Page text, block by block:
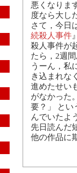
悪くなりま
度なら大し
さて，今日
続殺人事件
殺人事件が
たら，2週
うーん，私
き込まれな
進めたせい
がなかった
要？」 とい
んでいたよ
先日読んだ
他の作品に